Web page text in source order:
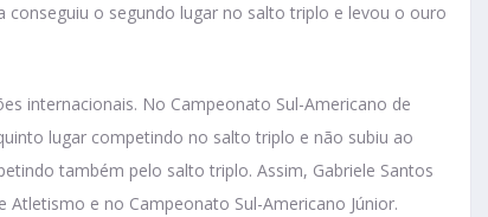
o segundo lugar no salto triplo e levou o ouro
internacionais. No Campeonato Sul-Americano de
lugar competindo no salto triplo e não subiu ao
também pelo salto triplo. Assim, Gabriele Santos
e no Campeonato Sul-Americano Júnior.